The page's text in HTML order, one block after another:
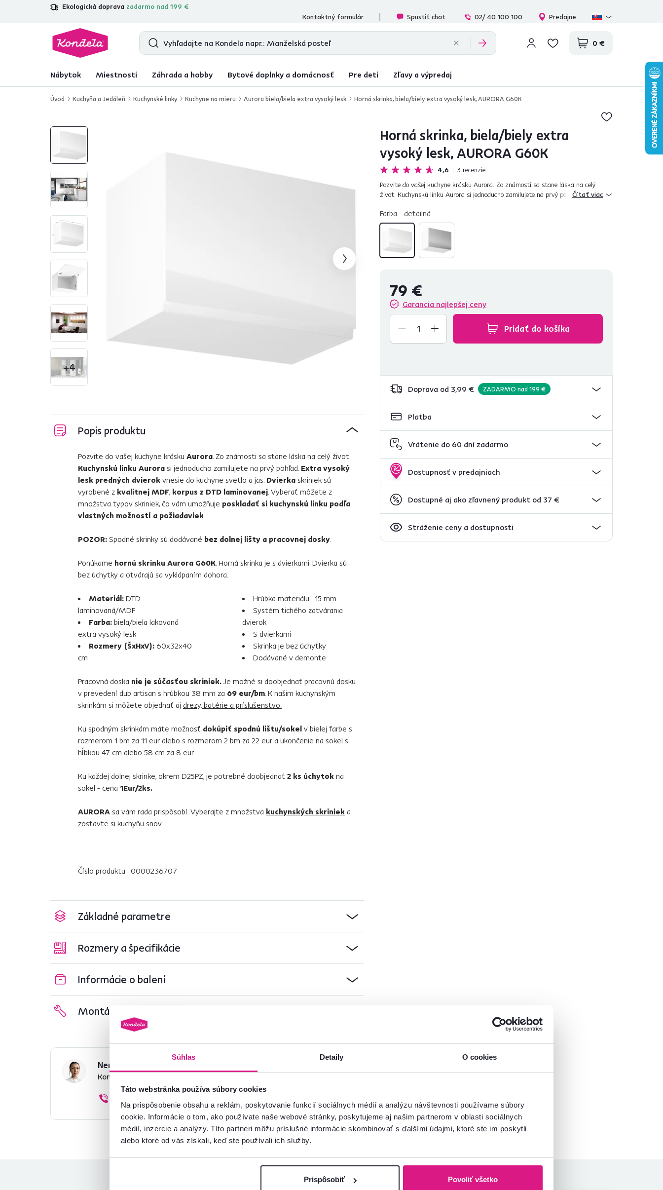
Súhlas Detaily O cookies
Táto webstránka používa súbory cookies
Na prispôsobenie obsahu a reklám, poskytovanie funkcií sociálnych médií a analýzu návštevnosti používame súbory
cookie. Informácie o tom, ako používate naše webové stránky, poskytujeme aj našim partnerom v oblasti sociálnych
médií, inzercie a analýzy. Títo partneri môžu príslušné informácie skombinovať s ďalšími údajmi, ktoré ste im poskytli
alebo ktoré od vás získali, keď ste používali ich služby.
Prispôsobiť Povoliť všetko
Ekologická doprava zadarmo nad 199 €
4,7 31 285overených produktových recenzií
Kontaktný formulár
Spustiť chat 02/ 40 100 100 Predajne
0 €
Nábytok Miestnosti Záhrada a hobby Bytové doplnky a domácnosť Pre deti Zľavy a výpredaj
Úvod Kuchyňa a Jedáleň Kuchynské linky Kuchyne na mieru Aurora biela/biela extra vysoký lesk Horná skrinka, biela/biely extra vysoký lesk, AURORA G60K
+4
Horná skrinka, biela/biely extra
vysoký lesk, AURORA G60K
4,6 3 recenzie
Pozvite do vašej kuchyne krásku Aurora. Zo známosti sa stane láska na celý
život. Kuchynskú linku Aurora si jednoducho zamilujete na prvý pohľad. Extra
Čítať viac
Farba - detailná
79 €
Garancia najlepšej ceny
Pridať do košíka
Doprava od 3,99 € ZADARMO nad 199 €
Platba
Vrátenie do 60 dní zadarmo
Dostupnosť v predajniach
Dostupné aj ako zľavnený produkt od 37 €
Stráženie ceny a dostupnosti
Popis produktu
Pozvite do vašej kuchyne krásku Aurora . Zo známosti sa stane láska na celý život.
Kuchynskú linku Aurora si jednoducho zamilujete na prvý pohľad. Extra vysoký
lesk predných dvierok vnesie do kuchyne svetlo a jas. Dvierka skriniek sú
vyrobené z kvalitnej MDF, korpus z DTD laminovanej . Vyberať môžete z
množstva typov skriniek, čo vám umožňuje poskladať si kuchynskú linku podľa
vlastných možností a požiadaviek
POZOR: Spodné skrinky sú dodávané bez dolnej lišty a pracovnej dosky
Ponúkame hornú skrinku Aurora G60K . Horná skrinka je s dvierkami. Dvierka sú
bez úchytky a otvárajú sa vyklápaním dohora.
Materiál: DTD
laminovaná/MDF
Farba: biela/biela lakovaná
extra vysoký lesk
Rozmery (ŠxHxV): 60x32x40
cm
Hrúbka materiálu : 15 mm
Systém tichého zatvárania
dvierok
S dvierkami
Skrinka je bez úchytky
Dodávané v demonte
Pracovná doska nie je súčasťou skriniek.Je možné si doobjednať pracovnú dosku
v prevedení dub artisan s hrúbkou 38 mm za 69 eur/bm . K našim kuchynským
skrinkám si môžete objednať aj drezy, batérie a príslušenstvo.
Ku spodným skrinkám máte možnosť dokúpiť spodnú lištu/sokel v bielej farbe s
rozmerom 1 bm za 11 eur alebo s rozmerom 2 bm za 22 eur a ukončenie na sokel s
hĺbkou 47 cm alebo 58 cm za 8 eur.
Ku každej dolnej skrinke, okrem D25PZ, je potrebné doobjednať 2 ks úchytok na
sokel - cena 1Eur/2ks.
AURORA sa vám rada prispôsobí. Vyberajte z množstva kuchynských skriniek a
zostavte si kuchyňu snov.
Číslo produktu : 0000236707
Základné parametre
Rozmery a špecifikácie
Informácie o balení
Montážny návod
Nenašli ste požadované informácie?
Kontaktujte nás a my vám radi poradíme